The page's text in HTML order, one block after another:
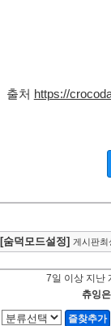
출처 https://
[숨덕모드설정] 게시판최
7일 이상 지난
츄잉
즐찾추가